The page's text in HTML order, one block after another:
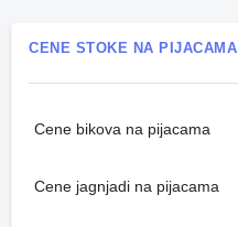
CENE STOKE NA PIJACAMA
Cene bikova na pijacama
Cene jagnjadi na pijacama